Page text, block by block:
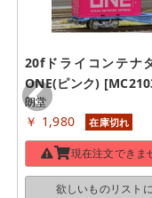
20fドライコンテナ
ONE(ピンク)
朗堂
￥ 1,980 在庫切れ
現在注文できま
欲しいものリストに